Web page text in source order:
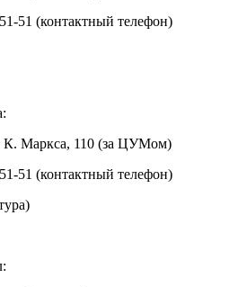
51 (контактный телефон)
К. Маркса, 110 (за ЦУМом)
51 (контактный телефон)